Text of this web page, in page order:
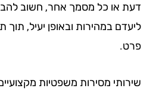
או כל מסמך אחר, חשוב להבטיח
במהירות ובאופן יעיל, תוך
מסירות משפטיות מקצועיים